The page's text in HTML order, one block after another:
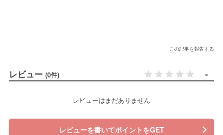
この記事を報告する
レビュー (0件) -
レビューはまだありません
レビューを書いてポイントをGET